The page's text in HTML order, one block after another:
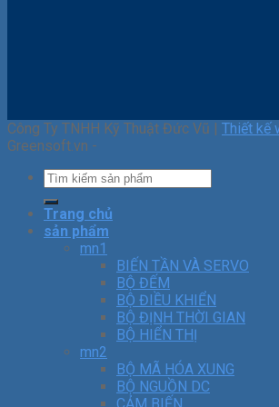
Công Ty TNHH Kỹ Thuật Đức Vũ | Thiết kế
Greensoft.vn -
Trang chủ
sản phẩm
mn1
BIẾN TẦN VÀ SERVO
BỘ ĐẾM
BỘ ĐIỀU KHIỂN
BỘ ĐỊNH THỜI GIAN
BỘ HIỂN THỊ
mn2
BỘ MÃ HÓA XUNG
BỘ NGUỒN DC